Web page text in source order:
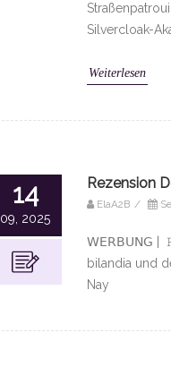
Silvercloak-
Weiterlesen
14
09, 2025
Rezension
ElaA2B /
𝖶𝖤𝖱𝖡𝖴𝖭𝖦 |
bilandia und
Nay